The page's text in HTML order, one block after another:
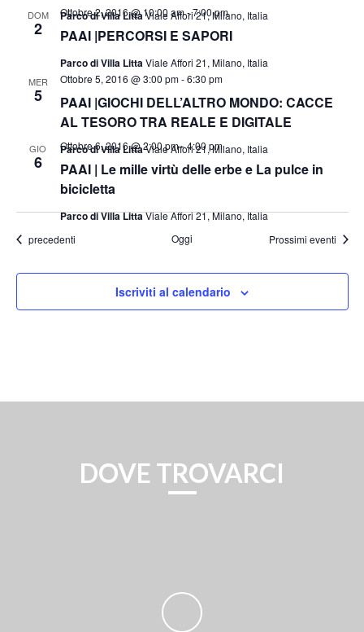
Parco di Villa LittaViale Affori 21, Milano, Italia
DOM
2 PAAI |PERCORSI E SAPORI
Ottobre 2, 2016 @ 10:00 am-7:00 pm
Parco di Villa LittaViale Affori 21, Milano, Italia
MER
5
PAAI |GIOCHI DELL’ALTRO MONDO: CACCE
AL TESORO TRA REALE E DIGITALE
Ottobre 5, 2016 @ 3:00 pm-6:30 pm
Parco di Villa LittaViale Affori 21, Milano, Italia
GIO
6
PAAI | Le mille virtù delle erbe e La pulce in
bicicletta
Ottobre 6, 2016 @ 2:00 pm-4:00 pm
Parco di Villa LittaViale Affori 21, Milano, Italia
Eventi
precedenti Oggi Prossimi eventi
Iscriviti al calendario
DOVE TROVARCI